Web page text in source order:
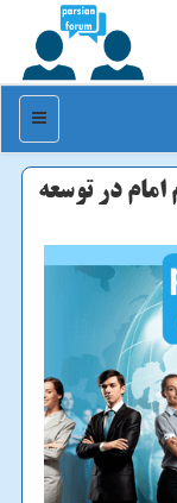
منو
در توسعه